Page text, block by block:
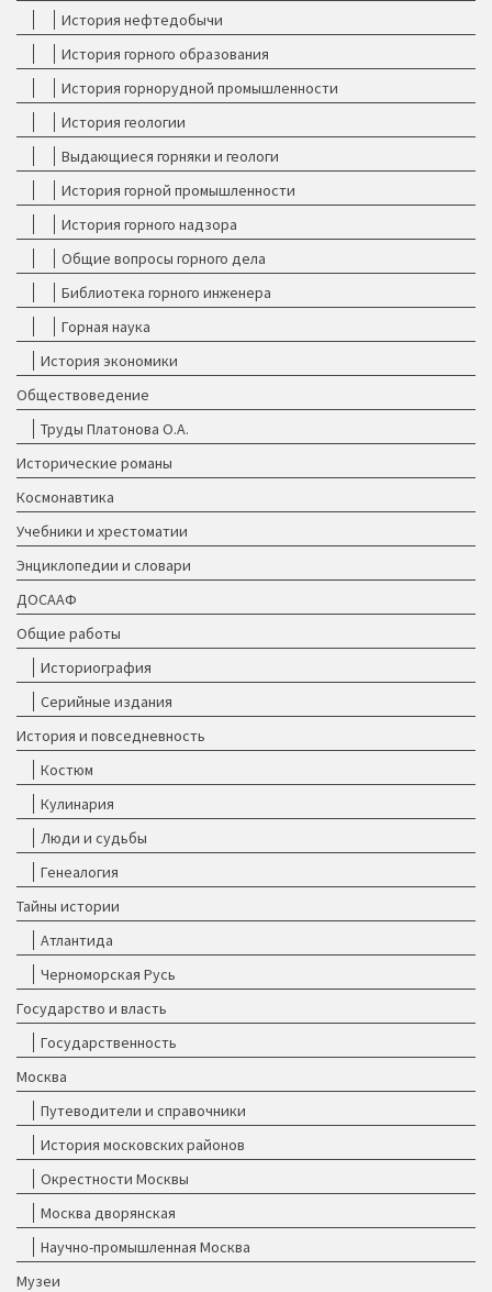
История нефтедобычи
История горного образования
История горнорудной промышленности
История геологии
Выдающиеся горняки и геологи
История горной промышленности
История горного надзора
Общие вопросы горного дела
Библиотека горного инженера
Горная наука
История экономики
Обществоведение
Труды Платонова О.А.
Исторические романы
Космонавтика
Учебники и хрестоматии
Энциклопедии и словари
ДОСААФ
Общие работы
Историография
Серийные издания
История и повседневность
Костюм
Кулинария
Люди и судьбы
Генеалогия
Тайны истории
Атлантида
Черноморская Русь
Государство и власть
Государственность
Москва
Путеводители и справочники
История московских районов
Окрестности Москвы
Москва дворянская
Научно-промышленная Москва
Музеи